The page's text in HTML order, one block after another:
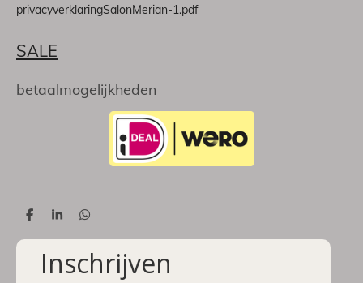
privacyverklaringSalonMerian-1.pdf
SALE
betaalmogelijkheden
D
l
S
a
e
D
l
Inschrijven